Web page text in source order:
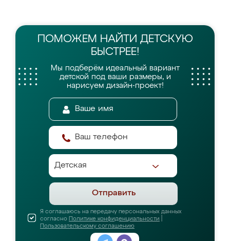
ПОМОЖЕМ НАЙТИ ДЕТСКУЮ
БЫСТРЕЕ!
Мы подберём идеальный вариант
детской под ваши размеры, и
нарисуем дизайн-проект!
Отправить
Я соглашаюсь на передачу персональных данных
согласно Политике конфиденциальности
Пользовательскому соглашению